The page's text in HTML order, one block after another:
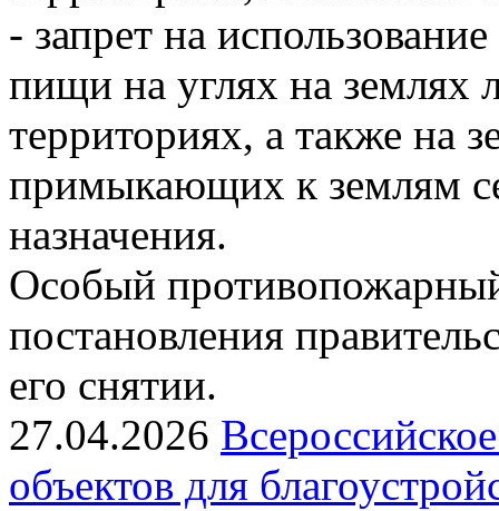
- запрет на
пищи на углях на землях
территориях, а также на
примыкающих к землям
назначения.
Особый
постановления
его снятии.
27.04.2026
объектов для